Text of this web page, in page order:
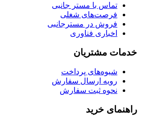
تماس با مستر جانبی
فرصت‌های شغلی
فروش در مسترجانبی
اخباری فناوری
خدمات مشتریان
شیوه‌های پرداخت
رویه ارسال سفارش
نحوه ثبت سفارش
راهنمای خرید